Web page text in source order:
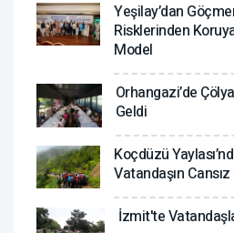
Yeşilay’dan
Risklerinden
Model
Orhangazi’de
Geldi
Koçdüzü
Vatandaşın
İzmit'te